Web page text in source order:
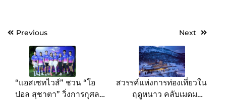
PostPrevious
“แอสเซทไวส์” ชวน “โอ
ปอล สุชาตา” วิ่งการกุศล
Next
สวรรค์แห่งการท่องเที่ยวใน
ฤดูหนาว คลับเมดมอบ